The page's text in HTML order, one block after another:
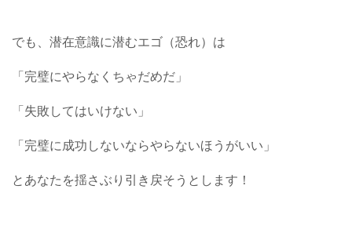
でも、潜在意識に潜むエゴ（恐れ）は
「完璧にやらなくちゃだめだ」
「失敗してはいけない」
「完璧に成功しないならやらないほうがいい」
とあなたを揺さぶり引き戻そうとします！